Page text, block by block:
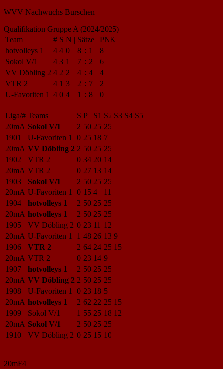
WVV Nachwuchs Burschen
Qualifikation Gruppe A (2024/2025)
Team
# S N | Sätze | PNK
hotvolleys 1
4 4 0 8 : 1
8
Sokol V/1
4 3 1 7 : 2
6
VV Döbling 2 4 2 2 4 : 4
4
VTR 2
4 1 3 2 : 7
2
U-Favoriten 1 4 0 4 1 : 8 0
Liga/# Teams S P S1 S2 S3 S4 S5
20mA Sokol V/1 2 50 25 25
1901
U-Favoriten 1 0 25 18 7
20mA VV Döbling 2 2 50 25 25
1902
VTR 2 0 34 20 14
20mA VTR 2 0 27 13 14
1903
Sokol V/1 2 50 25 25
20mA U-Favoriten 1 0 15 4
11
1904
hotvolleys 1 2 50 25 25
20mA hotvolleys 1 2 50 25 25
1905
VV Döbling 2 0 23 11 12
20mA U-Favoriten 1 1 48 26 13 9
1906
VTR 2 2 64 24 25 15
20mA VTR 2 0 23 14 9
1907
hotvolleys 1 2 50 25 25
20mA VV Döbling 2 2 50 25 25
1908
U-Favoriten 1 0 23 18 5
20mA hotvolleys 1 2 62 22 25 15
1909
Sokol V/1 1 55 25 18 12
20mA Sokol V/1 2 50 25 25
1910
VV Döbling 2 0 25 15 10
20mF4